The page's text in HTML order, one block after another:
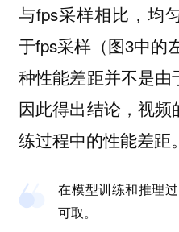
与fps采样相比，均
于fps采样（图3中的
种性能差距并不是由
因此得出结论，视
练过程中的性能差距。
在模型训练和推理
可取。